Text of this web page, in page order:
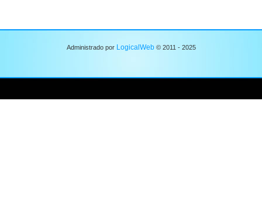
Administrado por LogicalWeb© 2011 - 2025